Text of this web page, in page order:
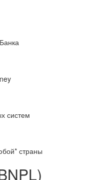
систем
страны